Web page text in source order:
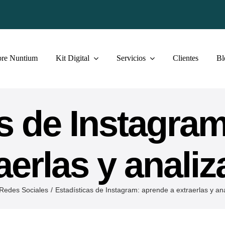
Nuntium Kit Digital Servicios Clientes
de
y
Redes Sociales Estadísticas de Instagram: aprende a extraerlas y